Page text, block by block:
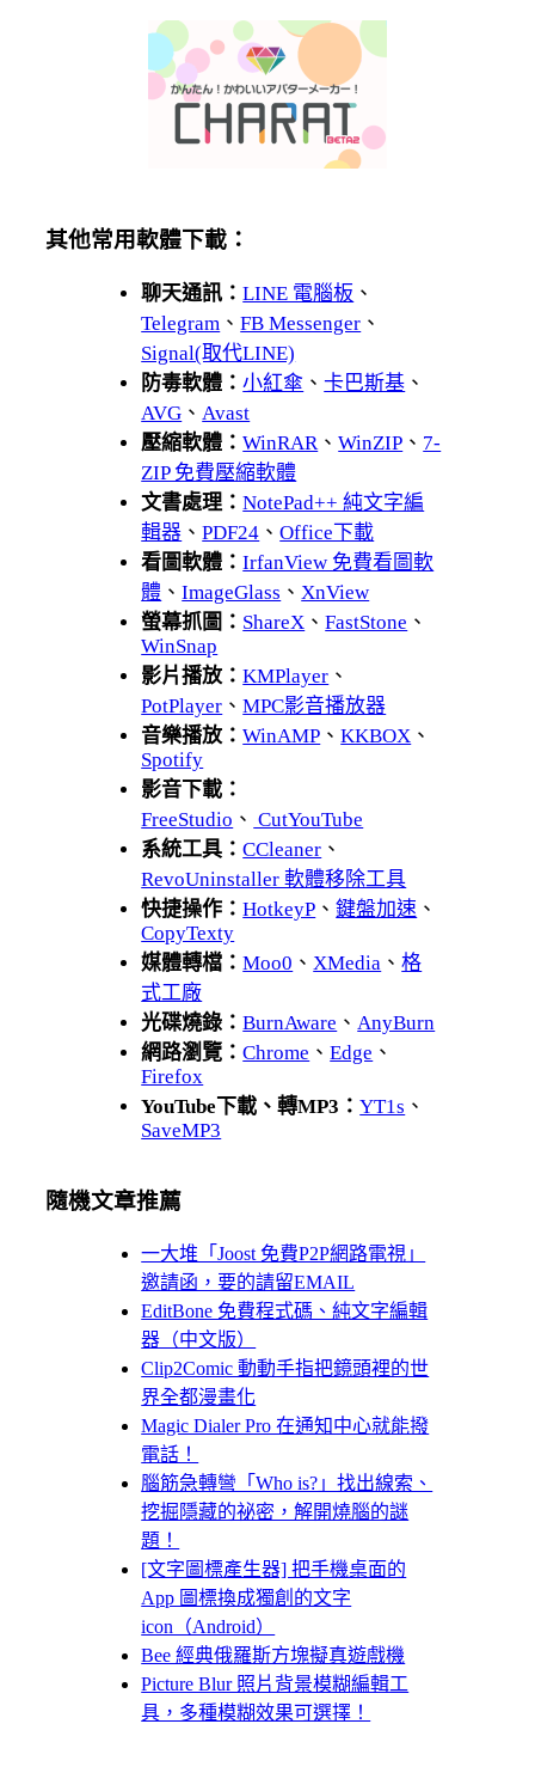
其他常用軟體下載：
聊天通訊：LINE 電腦板 、
Telegram 、FB Messenger 、
Signal(取代LINE)
防毒軟體：小紅傘 、卡巴斯基 、
AVG 、 Avast
壓縮軟體：WinRAR 、WinZIP 、 7-
ZIP 免費壓縮軟體
文書處理：NotePad++ 純文字編
輯器 、PDF24 、Office下載
看圖軟體：IrfanView 免費看圖軟
體 、ImageGlass 、 XnView
螢幕抓圖： ShareX 、FastStone 、
WinSnap
影片播放：KMPlayer 、
PotPlayer 、MPC影音播放器
音樂播放：WinAMP 、KKBOX 、
Spotify
影音下載：
FreeStudio 、 CutYouTube
系統工具：CCleaner 、
RevoUninstaller 軟體移除工具
快捷操作：HotkeyP 、鍵盤加速 、
CopyTexty
媒體轉檔：Moo0 、 XMedia 、格
式工廠
光碟燒錄：BurnAware 、 AnyBurn
網路瀏覽：Chrome 、Edge 、
Firefox
YouTube下載、轉MP3：YT1s 、
SaveMP3
隨機文章推薦
一大堆「Joost 免費P2P網路電視」
邀請函，要的請留EMAIL
EditBone 免費程式碼、純文字編輯
器（中文版）
Clip2Comic 動動手指把鏡頭裡的世
界全都漫畫化
Magic Dialer Pro 在通知中心就能撥
電話！
腦筋急轉彎「Who is?」找出線索、
挖掘隱藏的祕密，解開燒腦的謎
題！
[文字圖標產生器] 把手機桌面的
App 圖標換成獨創的文字
icon（Android）
Bee 經典俄羅斯方塊擬真遊戲機
Picture Blur 照片背景模糊編輯工
具，多種模糊效果可選擇！